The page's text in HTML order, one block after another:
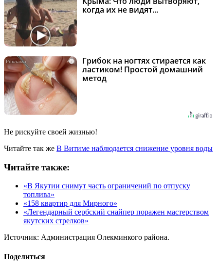
когда их не видят...
i
Грибок на ногтях стирается как
ластиком! Простой домашний
метод
Не рискуйте своей жизнью!
Читайте так же В Витиме наблюдается снижение уровня воды
Читайте также:
«В Якутии снимут часть ограничений по отпуску
топлива»
«158 квартир для Мирного»
«Легендарный сербский снайпер поражен мастерством
якутских стрелков»
Источник: Администрация Олекминкого района.
Поделиться